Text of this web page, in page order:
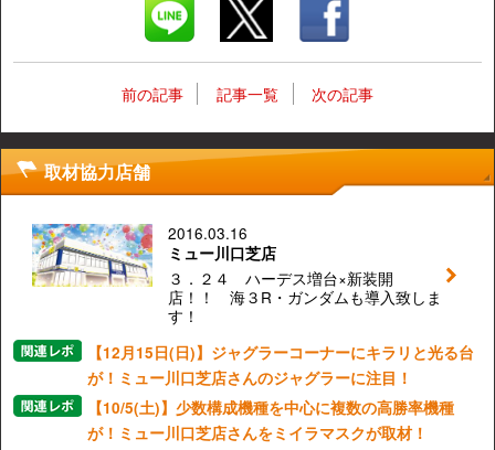
前の記事 記事一覧 次の記事
取材協力店舗
2016.03.16
ミュー川口芝店
３．２４ ハーデス増台×新装開
店！！ 海３R・ガンダムも導入致しま
す！
【12月15日(日)】ジャグラーコーナーにキラリと光る台
が！ミュー川口芝店さんのジャグラーに注目！
【10/5(土)】少数構成機種を中心に複数の高勝率機種
が！ミュー川口芝店さんをミイラマスクが取材！